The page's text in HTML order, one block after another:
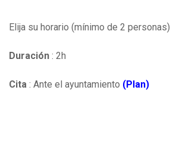
Elija su horario (mínimo de 2 personas)
Duración : 2h
Cita : Ante el ayuntamiento (Plan)